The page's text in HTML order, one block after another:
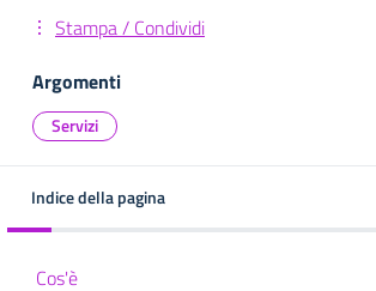
Stampa / Condividi
Argomenti
Servizi
Indice della pagina
Cos'è